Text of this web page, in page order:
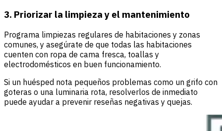
3. Priorizar la limpieza y el mantenimiento
Programa limpiezas regulares de habitaciones y zonas
comunes, y asegúrate de que todas las habitaciones
cuenten con ropa de cama fresca, toallas y
electrodomésticos en buen funcionamiento.
Si un huésped nota pequeños problemas como un grifo con
goteras o una luminaria rota, resolverlos de inmediato
puede ayudar a prevenir reseñas negativas y quejas.